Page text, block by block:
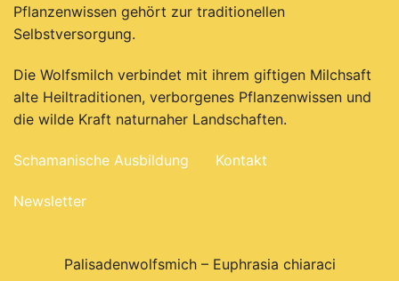
Pflanzenwissen gehört zur traditionellen
Selbstversorgung.
Die Wolfsmilch verbindet mit ihrem giftigen Milchsaft
alte Heiltraditionen, verborgenes Pflanzenwissen und
die wilde Kraft naturnaher Landschaften.
Schamanische Ausbildung Kontakt
Newsletter
Palisadenwolfsmich – Euphrasia chiaraci